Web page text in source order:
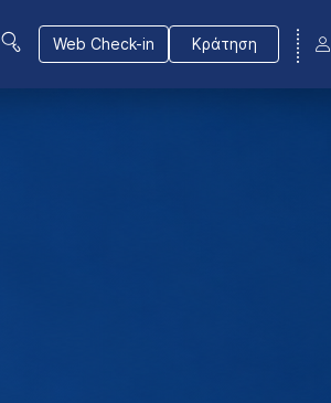
Web Check-in Κράτηση